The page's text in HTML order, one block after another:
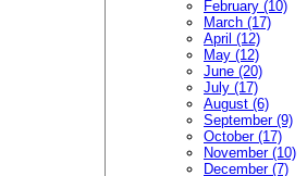
February (10)
March (17)
April (12)
May (12)
June (20)
July (17)
August (6)
September (9)
October (17)
November (10)
December (7)